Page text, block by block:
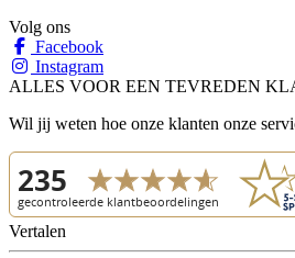
Volg ons
Facebook
Instagram
ALLES VOOR EEN TEVREDEN
Wil jij weten hoe onze klanten onze
Vertalen